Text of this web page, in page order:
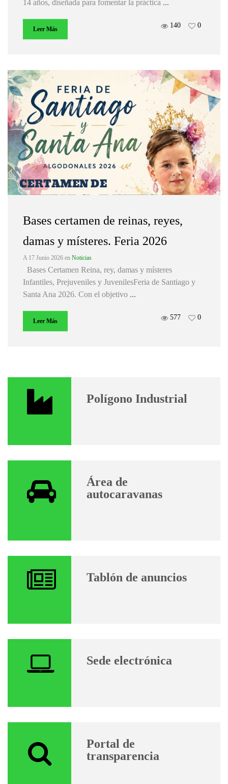
14 años, diseñada para fomentar la práctica ...
Leer Más 140 0
Bases certamen de reinas, reyes,
damas y místeres. Feria 2026
A 17 Junio 2026 en Noticias
Bases Certamen Reina, rey, damas y místeres
Infantiles, Prejuveniles y JuvenilesFeria de Santiago y
Santa Ana 2026. Con el objetivo ...
Leer Más 577 0
Polígono Industrial
Área de
autocaravanas
Tablón de anuncios
Sede electrónica
Portal de
transparencia